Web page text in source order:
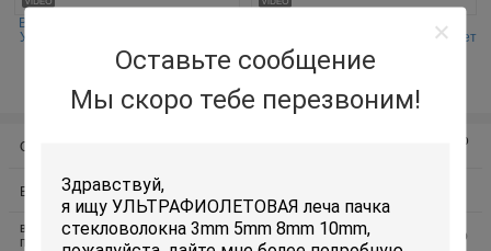
Оставьте сообщение
Мы скоро тебе перезвоним!
Волокно Оптран кремнезема плюс
УЛЬТРАФИОЛЕТОВОЕ волокно вф
ОПТРАН Оптран ПЛу УЛЬТРА
трудное Полимер-одетое
наивысшей мощности привязывает
гибкий провод 200-1200nm
соединителя 200um SMA905 SMA
контактные данные
Обнаженное стекловолокно Стекло - кабель оптическ волокно
Волоконно-оптические Пигтейл
волоконно-оптических кабелей
патч волоконно-оптический трансивер